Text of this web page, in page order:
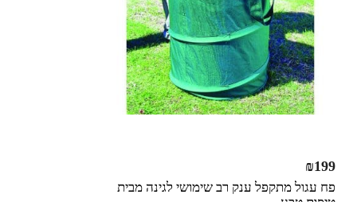
פח עגול מתקפל ענק רב שימושי לגינה מבית
₪199